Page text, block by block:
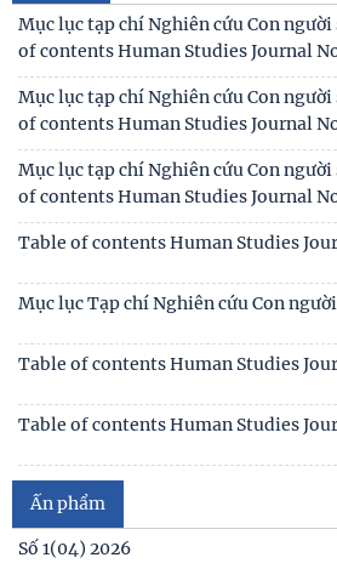
gia sát hạch trình độ hiểu biết chung
Thông báo kết quả kiểm tra điều kiện,
bằng, chứng chỉ đối với thí sinh đăng
Thông báo 2773/TB-KHXH về Kết
tiêu chuẩn, văn bằng, chứng chỉ đối
Mục lục tạp chí Nghiên cứu Con người
of contents Human Studies Journal
Mục lục tạp chí Nghiên cứu Con người
of contents Human Studies Journal
Mục lục tạp chí Nghiên cứu Con người
of contents Human Studies Journal
Table of contents Human Studies
Mục lục Tạp chí Nghiên cứu Con
Table of contents Human Studies
Table of contents Human Studies
Mục lục Tạp chí Nghiên cứu Con người
Mục lục Tạp chí Nghiên cứu Con người
Ấn phẩm
Số 1(04) 2026